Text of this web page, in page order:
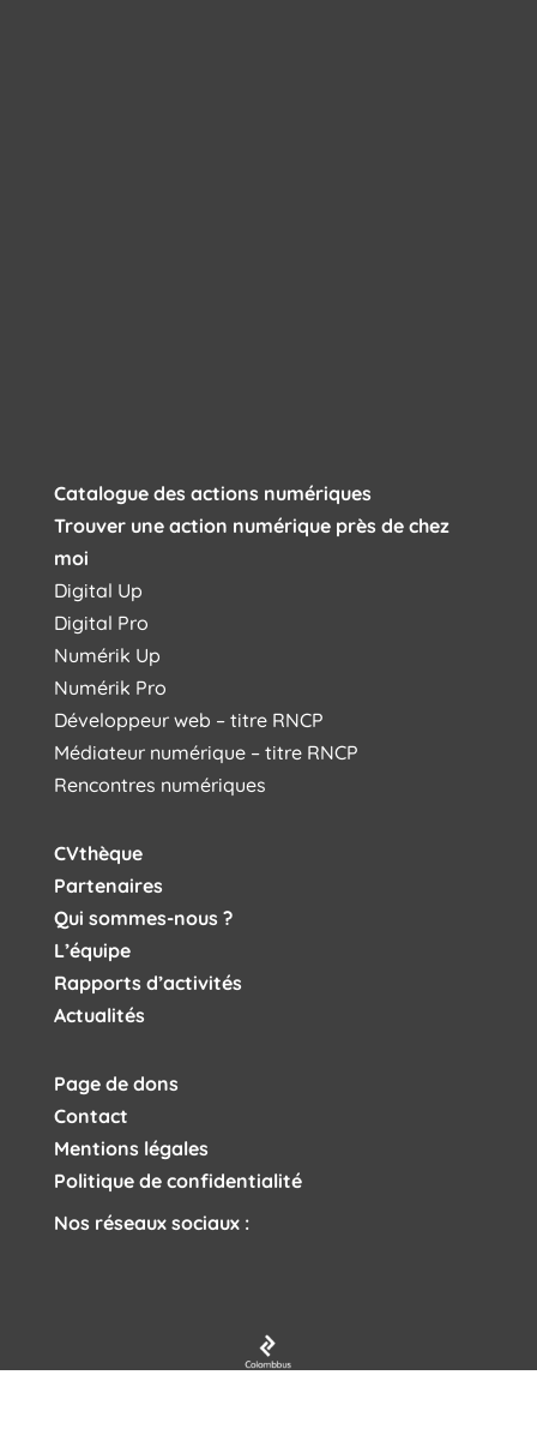
Catalogue des actions numériques
Trouver une action numérique près de chez
moi
Digital Up
Digital Pro
Numérik Up
Numérik Pro
Développeur web – titre RNCP
Médiateur numérique – titre RNCP
Rencontres numériques
CVthèque
Partenaires
Qui sommes-nous ?
L’équipe
Rapports d’activités
Actualités
Page de dons
Contact
Mentions légales
Politique de confidentialité
Nos réseaux sociaux :